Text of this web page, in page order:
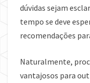
dúvidas sejam
tempo se deve
recomendações
Naturalmente,
vantajosos para